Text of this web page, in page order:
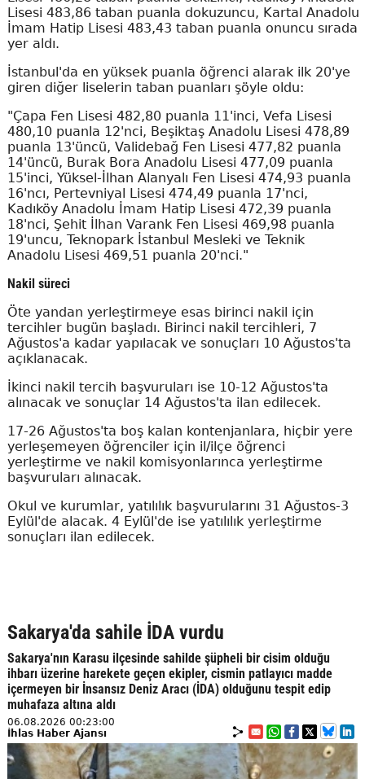
Lisesi 483,86 taban puanla dokuzuncu, Kartal Anadolu
İmam Hatip Lisesi 483,43 taban puanla onuncu sırada
yer aldı.
İstanbul'da en yüksek puanla öğrenci alarak ilk 20'ye
giren diğer liselerin taban puanları şöyle oldu:
"Çapa Fen Lisesi 482,80 puanla 11'inci, Vefa Lisesi
480,10 puanla 12'nci, Beşiktaş Anadolu Lisesi 478,89
puanla 13'üncü, Validebağ Fen Lisesi 477,82 puanla
14'üncü, Burak Bora Anadolu Lisesi 477,09 puanla
15'inci, Yüksel-İlhan Alanyalı Fen Lisesi 474,93 puanla
16'ncı, Pertevniyal Lisesi 474,49 puanla 17'nci,
Kadıköy Anadolu İmam Hatip Lisesi 472,39 puanla
18'nci, Şehit İlhan Varank Fen Lisesi 469,98 puanla
19'uncu, Teknopark İstanbul Mesleki ve Teknik
Anadolu Lisesi 469,51 puanla 20'nci."
Nakil süreci
Öte yandan yerleştirmeye esas birinci nakil için
tercihler bugün başladı. Birinci nakil tercihleri, 7
Ağustos'a kadar yapılacak ve sonuçları 10 Ağustos'ta
açıklanacak.
İkinci nakil tercih başvuruları ise 10-12 Ağustos'ta
alınacak ve sonuçlar 14 Ağustos'ta ilan edilecek.
17-26 Ağustos'ta boş kalan kontenjanlara, hiçbir yere
yerleşemeyen öğrenciler için il/ilçe öğrenci
yerleştirme ve nakil komisyonlarınca yerleştirme
başvuruları alınacak.
Okul ve kurumlar, yatılılık başvurularını 31 Ağustos-3
Eylül'de alacak. 4 Eylül'de ise yatılılık yerleştirme
sonuçları ilan edilecek.
Sakarya'da sahile İDA vurdu
Sakarya'nın Karasu ilçesinde sahilde şüpheli bir cisim olduğu
ihbarı üzerine harekete geçen ekipler, cismin patlayıcı madde
içermeyen bir İnsansız Deniz Aracı (İDA) olduğunu tespit edip
muhafaza altına aldı
06.08.2026 00:23:00
İhlas Haber Ajansı